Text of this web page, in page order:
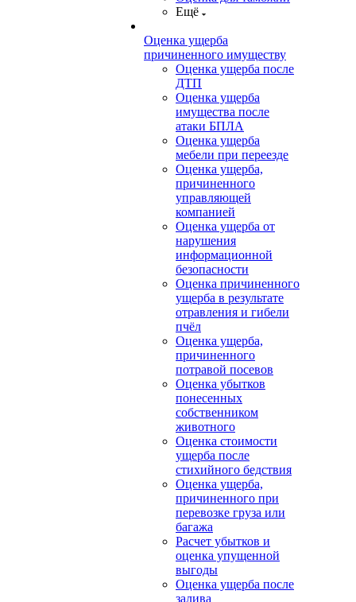
Ещё
Оценка ущерба
причиненного имуществу
Оценка ущерба после
ДТП
Оценка ущерба
имущества после
атаки БПЛА
Оценка ущерба
мебели при переезде
Оценка ущерба,
причиненного
управляющей
компанией
Оценка ущерба от
нарушения
информационной
безопасности
Оценка причиненного
ущерба в результате
отравления и гибели
пчёл
Оценка ущерба,
причиненного
потравой посевов
Оценка убытков
понесенных
собственником
животного
Оценка стоимости
ущерба после
стихийного бедствия
Оценка ущерба,
причиненного при
перевозке груза или
багажа
Расчет убытков и
оценка упущенной
выгоды
Оценка ущерба после
залива